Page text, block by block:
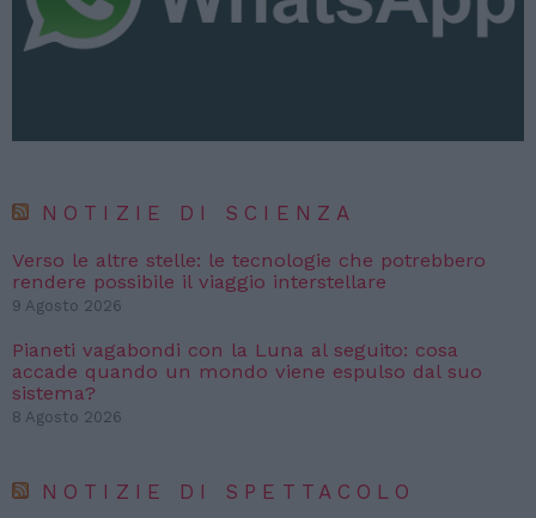
NOTIZIE DI SCIENZA
Verso le altre stelle: le tecnologie che potrebbero
rendere possibile il viaggio interstellare
9 Agosto 2026
Pianeti vagabondi con la Luna al seguito: cosa
accade quando un mondo viene espulso dal suo
sistema?
8 Agosto 2026
NOTIZIE DI SPETTACOLO